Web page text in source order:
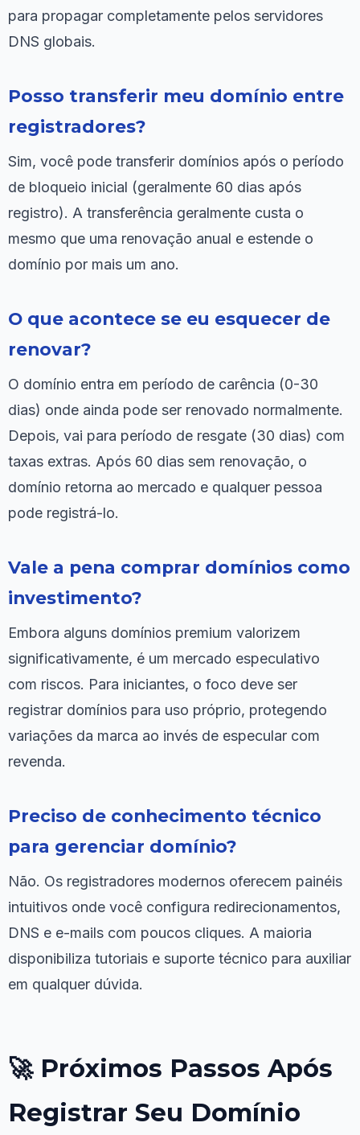
para propagar completamente pelos servidores
DNS globais.
Posso transferir meu domínio entre
registradores?
Sim, você pode transferir domínios após o período
de bloqueio inicial (geralmente 60 dias após
registro). A transferência geralmente custa o
mesmo que uma renovação anual e estende o
domínio por mais um ano.
O que acontece se eu esquecer de
renovar?
O domínio entra em período de carência (0-30
dias) onde ainda pode ser renovado normalmente.
Depois, vai para período de resgate (30 dias) com
taxas extras. Após 60 dias sem renovação, o
domínio retorna ao mercado e qualquer pessoa
pode registrá-lo.
Vale a pena comprar domínios como
investimento?
Embora alguns domínios premium valorizem
significativamente, é um mercado especulativo
com riscos. Para iniciantes, o foco deve ser
registrar domínios para uso próprio, protegendo
variações da marca ao invés de especular com
revenda.
Preciso de conhecimento técnico
para gerenciar domínio?
Não. Os registradores modernos oferecem painéis
intuitivos onde você configura redirecionamentos,
DNS e e-mails com poucos cliques. A maioria
disponibiliza tutoriais e suporte técnico para auxiliar
em qualquer dúvida.
🚀 Próximos Passos Após
Registrar Seu Domínio